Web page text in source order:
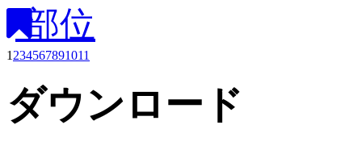
部位
1 234567891011
ダウンロード